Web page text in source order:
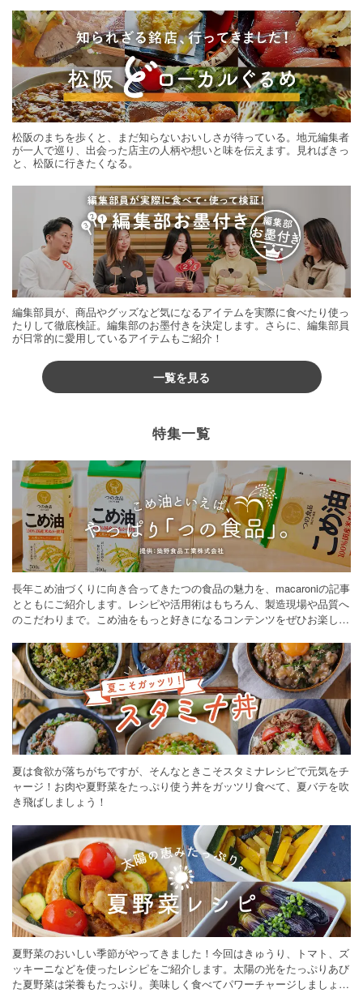
松阪のまちを歩くと、まだ知らないおいしさが待っている。地元編集者
が一人で巡り、出会った店主の人柄や想いと味を伝えます。見ればきっ
と、松阪に行きたくなる。
編集部員が、商品やグッズなど気になるアイテムを実際に食べたり使っ
たりして徹底検証。編集部のお墨付きを決定します。さらに、編集部員
が日常的に愛用しているアイテムもご紹介！
一覧を見る
特集一覧
長年こめ油づくりに向き合ってきたつの食品の魅力を、macaroniの記事
とともにご紹介します。レシピや活用術はもちろん、製造現場や品質へ
のこだわりまで。こめ油をもっと好きになるコンテンツをぜひお楽しみ
夏は食欲が落ちがちですが、そんなときこそスタミナレシピで元気をチ
ャージ！お肉や夏野菜をたっぷり使う丼をガッツリ食べて、夏バテを吹
き飛ばしましょう！
夏野菜のおいしい季節がやってきました！今回はきゅうり、トマト、ズ
ッキーニなどを使ったレシピをご紹介します。太陽の光をたっぷりあび
た夏野菜は栄養もたっぷり。美味しく食べてパワーチャージしましょう